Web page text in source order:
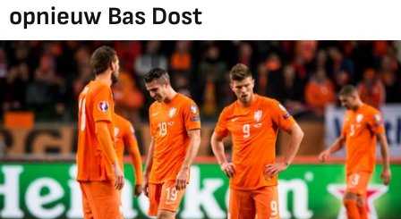
opnieuw Bas Dost